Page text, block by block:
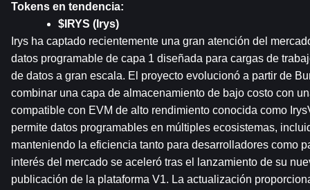
Tokens en tendencia:
$IRYS (Irys)
Irys ha captado recientemente una gran atención del
datos programable de capa 1 diseñada para cargas de
de datos a gran escala. El proyecto evolucionó a partir de
combinar una capa de almacenamiento de bajo costo con
compatible con EVM de alto rendimiento conocida como
permite datos programables en múltiples ecosistemas,
manteniendo la eficiencia tanto para desarrolladores como
interés del mercado se aceleró tras el lanzamiento de su
publicación de la plataforma V1. La actualización